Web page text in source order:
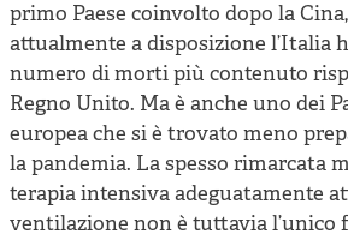
primo Paese coinvolto dopo la
attualmente a disposizione l’Italia
numero di morti più contenuto
Regno Unito. Ma è anche uno dei
europea che si è trovato meno
la pandemia. La spesso rimarcata
terapia intensiva adeguatamente
ventilazione non è tuttavia l’unico